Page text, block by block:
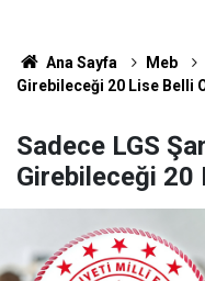
Ana Sayfa Meb
Girebileceği 20 Lise Belli
Sadece LGS
Girebileceği 20